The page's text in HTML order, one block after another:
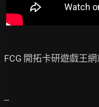
FCG 開拓卡研遊戲王